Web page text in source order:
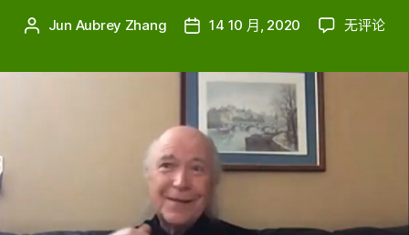
文 Jun Aubrey Zhang
发 14 10 月, 2020
2020:
人
无评论